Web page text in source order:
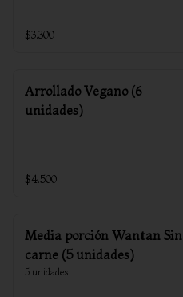
$3.300
Arrollado Vegano (6
unidades)
$4.500
Media porción Wantan Sin
carne (5 unidades)
5 unidades